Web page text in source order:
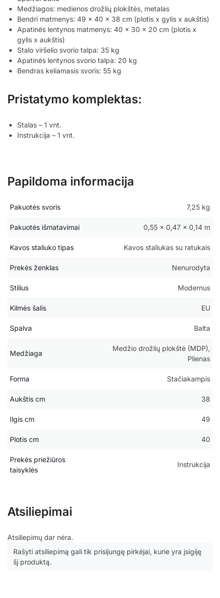
Medžiagos: medienos drožlių plokštės, metalas
Bendri matmenys: 49 x 40 x 38 cm (plotis x gylis x aukštis)
Apatinės lentynos matmenys: 40 x 30 x 20 cm (plotis x
gylis x aukštis)
Stalo viršelio svorio talpa: 35 kg
Apatinės lentynos svorio talpa: 20 kg
Bendras keliamasis svoris: 55 kg
Pristatymo komplektas:
Stalas – 1 vnt.
Instrukcija – 1 vnt.
Papildoma informacija
Pakuotės svoris 7,25 kg
Pakuotės išmatavimai 0,55 × 0,47 × 0,14 m
Kavos staliuko tipas Kavos staliukas su ratukais
Prekės ženklas Nenurodyta
Stilius Modernus
Kilmės šalis EU
Spalva Balta
Medžiaga
Medžio drožlių plokštė (MDP),
Plienas
Forma Stačiakampis
Aukštis cm 38
Ilgis cm 49
Plotis cm 40
Prekės priežiūros
taisyklės
Instrukcija
Atsiliepimai
Atsiliepimų dar nėra.
Rašyti atsiliepimą gali tik prisijungę pirkėjai, kurie yra įsigiję
šį produktą.